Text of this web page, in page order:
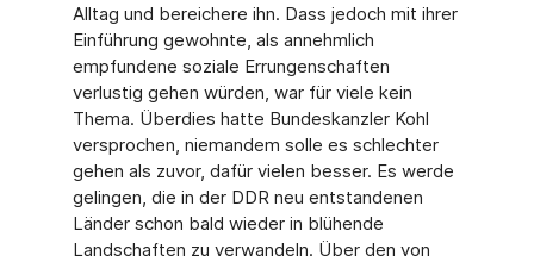
Alltag und bereichere ihn. Dass jedoch mit ihrer
Einführung gewohnte, als annehmlich
empfundene soziale Errungenschaften
verlustig gehen würden, war für viele kein
Thema. Überdies hatte Bundeskanzler Kohl
versprochen, niemandem solle es schlechter
gehen als zuvor, dafür vielen besser. Es werde
gelingen, die in der DDR neu entstandenen
Länder schon bald wieder in blühende
Landschaften zu verwandeln. Über den von